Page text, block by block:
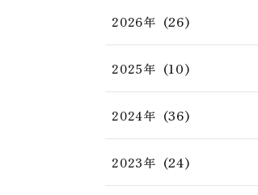
2026年 (26)
2025年 (10)
2024年 (36)
2023年 (24)